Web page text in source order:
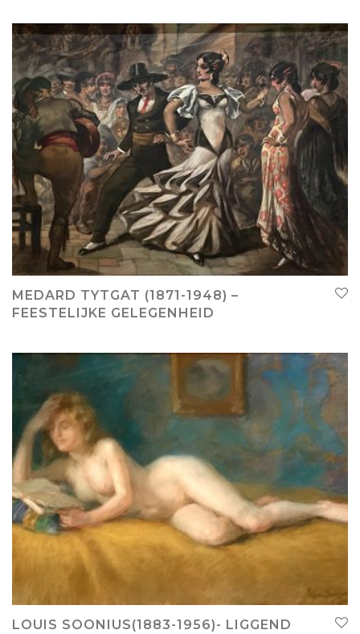
MEDARD TYTGAT (1871-1948) –
FEESTELIJKE GELEGENHEID
LOUIS SOONIUS(1883-1956)- LIGGEND